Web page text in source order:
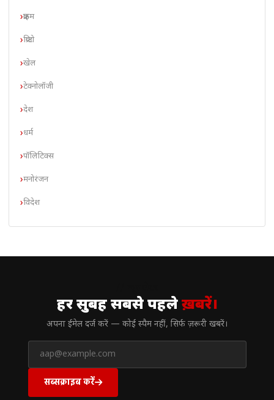
क्राइम
क्रिप्टो
खेल
टेक्नोलॉजी
देश
धर्म
पॉलिटिक्स
मनोरंजन
विदेश
हर सुबह सबसे पहलेख़बरें।
अपना ईमेल दर्ज करें — कोई स्पैम नहीं, सिर्फ ज़रूरी खबरें।
सब्सक्राइब करें